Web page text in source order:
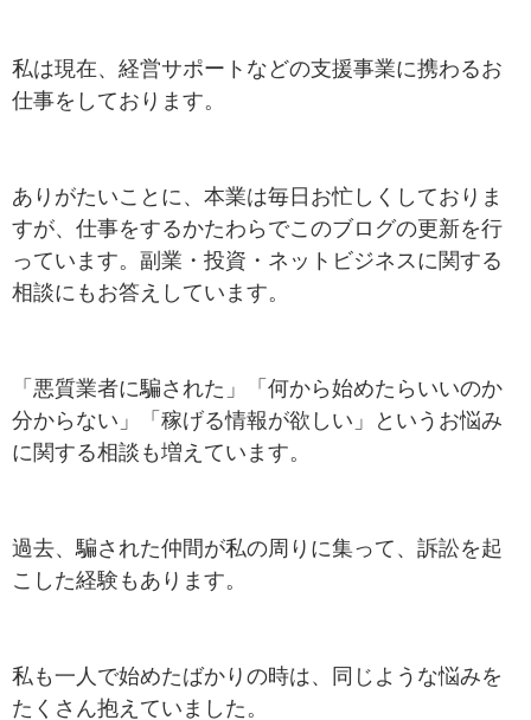
私は現在、経営サポートなどの支援事業に携わるお
仕事をしております。
ありがたいことに、本業は毎日お忙しくしておりま
すが、仕事をするかたわらでこのブログの更新を行
っています。副業・投資・ネットビジネスに関する
相談にもお答えしています。
「悪質業者に騙された」「何から始めたらいいのか
分からない」「稼げる情報が欲しい」というお悩み
に関する相談も増えています。
過去、騙された仲間が私の周りに集って、訴訟を起
こした経験もあります。
私も一人で始めたばかりの時は、同じような悩みを
たくさん抱えていました。